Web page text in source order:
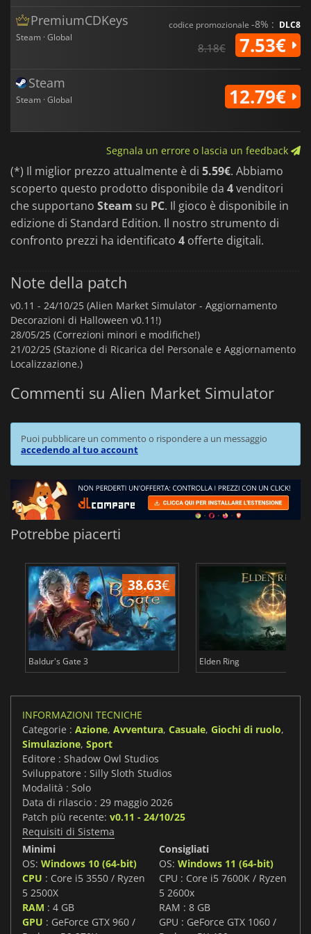
commercio, caos e biologia aliena si scontrano.
PremiumCDKeys
Steam · Global
codice promozionale -8% : DLC8
8.18€ 7.53€
Steam
Steam · Global 12.79€
Segnala un errore o lascia un feedback
(*) Il miglior prezzo attualmente è di 5.59€. Abbiamo
scoperto questo prodotto disponibile da 4venditori
che supportano Steam su PC. Il gioco è disponibile in
edizione di Standard Edition. Il nostro strumento di
confronto prezzi ha identificato 4 offerte digitali.
Note della patch
v0.11 - 24/10/25 (Alien Market Simulator - Aggiornamento
Decorazioni di Halloween v0.11!)
28/05/25 (Correzioni minori e modifiche!)
21/02/25 (Stazione di Ricarica del Personale e Aggiornamento
Localizzazione.)
Commenti su Alien Market Simulator
Puoi pubblicare un commento o rispondere a un messaggio
accedendo al tuo account
Potrebbe piacerti
38.63€
Baldur's Gate 3 Elden Ring
INFORMAZIONI TECNICHE
Categorie : Azione, Avventura, Casuale, Giochi di ruolo,
Simulazione, Sport
Editore : Shadow Owl Studios
Sviluppatore : Silly Sloth Studios
Modalità : Solo
Data di rilascio : 29 maggio 2026
Patch più recente: v0.11 - 24/10/25
Requisiti di Sistema
Minimi
OS: Windows 10 (64-bit)
CPU : Core i5 3550 / Ryzen
5 2500X
RAM : 4 GB
GPU : GeForce GTX 960 /
Consigliati
OS: Windows 11 (64-bit)
CPU : Core i5 7600K / Ryzen
5 2600x
RAM : 8 GB
GPU : GeForce GTX 1060 /